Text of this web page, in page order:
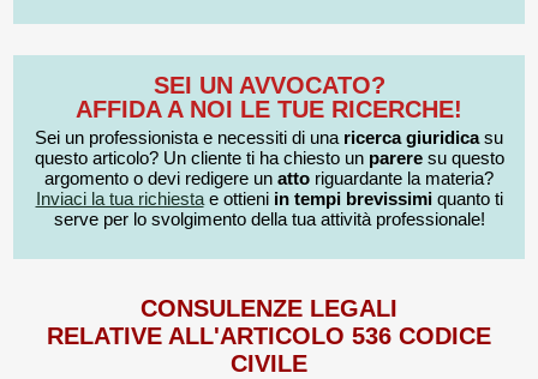
SEI UN AVVOCATO?
AFFIDA A NOI LE TUE RICERCHE!
Sei un professionista e necessiti di una ricerca giuridicasu
questo articolo? Un cliente ti ha chiesto un pareresu questo
argomento o devi redigere un atto riguardante la materia?
Inviaci la tua richiestae ottieni in tempi brevissimiquanto ti
serve per lo svolgimento della tua attività professionale!
CONSULENZE LEGALI
RELATIVE ALL'ARTICOLO 536 CODICE
CIVILE